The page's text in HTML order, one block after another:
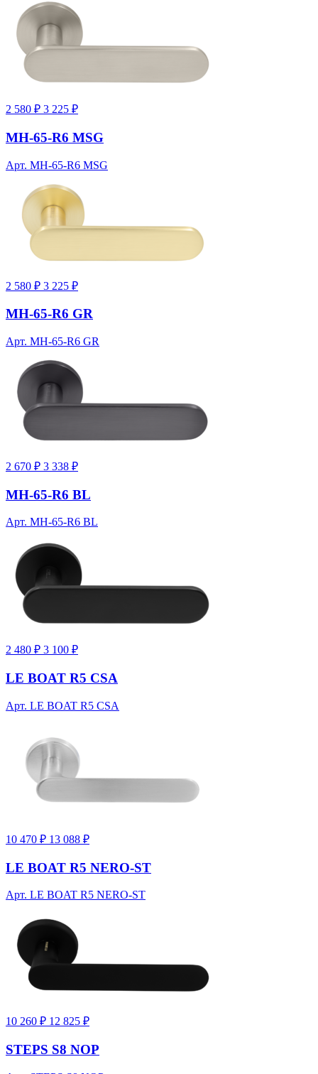
2 580 ₽ 3 225 ₽
MH-65-R6 MSG
Арт. MH-65-R6 MSG
2 580 ₽ 3 225 ₽
MH-65-R6 GR
Арт. MH-65-R6 GR
2 670 ₽ 3 338 ₽
MH-65-R6 BL
Арт. MH-65-R6 BL
2 480 ₽ 3 100 ₽
LE BOAT R5 CSA
Арт. LE BOAT R5 CSA
10 470 ₽ 13 088 ₽
LE BOAT R5 NERO-ST
Арт. LE BOAT R5 NERO-ST
10 260 ₽ 12 825 ₽
STEPS S8 NOP